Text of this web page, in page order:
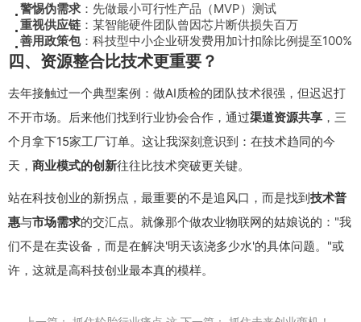
警惕伪需求 ：先做最小可行性产品（MVP）测试
重视供应链 ：某智能硬件团队曾因芯片断供损失百万
善用政策包：科技型中小企业研发费用加计扣除比例提至100%
四、资源整合比技术更重要？
去年接触过一个典型案例：做AI质检的团队技术很强，但迟迟打
不开市场。后来他们找到行业协会合作，通过渠道资源共享 ，三
个月拿下15家工厂订单。这让我深刻意识到：在技术趋同的今
天， 商业模式的创新往往比技术突破更关键。
站在科技创业的新拐点，最重要的不是追风口，而是找到技术普
惠与市场需求的交汇点。就像那个做农业物联网的姑娘说的："我
们不是在卖设备，而是在解决'明天该浇多少水'的具体问题。"或
许，这就是高科技创业最本真的模样。